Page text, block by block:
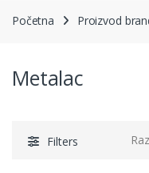
Početna Proizvod
Metalac
Filters